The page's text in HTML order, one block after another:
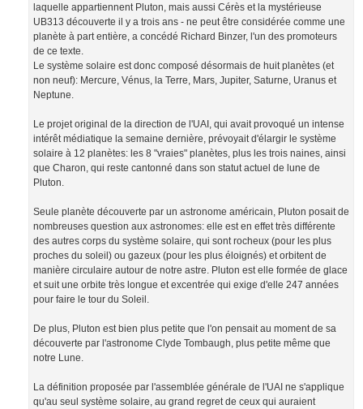
laquelle appartiennent Pluton, mais aussi Cérès et la mystérieuse
UB313 découverte il y a trois ans - ne peut être considérée comme une
planète à part entière, a concédé Richard Binzer, l'un des promoteurs
de ce texte.
Le système solaire est donc composé désormais de huit planètes (et
non neuf): Mercure, Vénus, la Terre, Mars, Jupiter, Saturne, Uranus et
Neptune.
Le projet original de la direction de l'UAI, qui avait provoqué un intense
intérêt médiatique la semaine dernière, prévoyait d'élargir le système
solaire à 12 planètes: les 8 "vraies" planètes, plus les trois naines, ainsi
que Charon, qui reste cantonné dans son statut actuel de lune de
Pluton.
Seule planète découverte par un astronome américain, Pluton posait de
nombreuses question aux astronomes: elle est en effet très différente
des autres corps du système solaire, qui sont rocheux (pour les plus
proches du soleil) ou gazeux (pour les plus éloignés) et orbitent de
manière circulaire autour de notre astre. Pluton est elle formée de glace
et suit une orbite très longue et excentrée qui exige d'elle 247 années
pour faire le tour du Soleil.
De plus, Pluton est bien plus petite que l'on pensait au moment de sa
découverte par l'astronome Clyde Tombaugh, plus petite même que
notre Lune.
La définition proposée par l'assemblée générale de l'UAI ne s'applique
qu'au seul système solaire, au grand regret de ceux qui auraient